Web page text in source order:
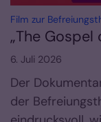
Film zur
„The Gospel
6. Juli 2026
Der
der